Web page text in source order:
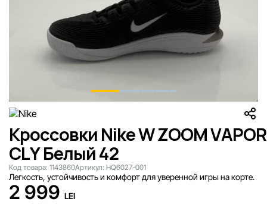
Кроссовки Nike W ZOOM
CLY Белый 42
Код товара: 1143860Артикул: HQ6027-001
Легкость, устойчивость и комфорт для уверенной игры на корте.
2 999 LEI